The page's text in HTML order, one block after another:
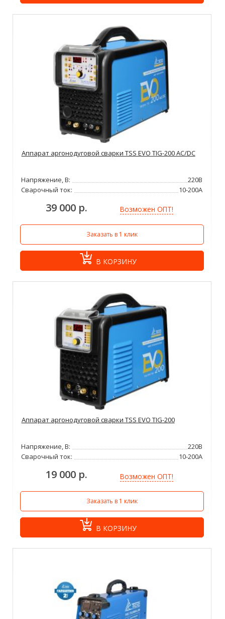
Аппарат аргонодуговой сварки TSS EVO TIG-200 AC/DC
Напряжение, В:
220В
Сварочный ток:
10-200А
39 000 р. Возможен ОПТ!
Заказать в 1 клик
В КОРЗИНУ
Аппарат аргонодуговой сварки TSS EVO TIG-200
Напряжение, В:
220В
Сварочный ток:
10-200А
19 000 р. Возможен ОПТ!
Заказать в 1 клик
В КОРЗИНУ